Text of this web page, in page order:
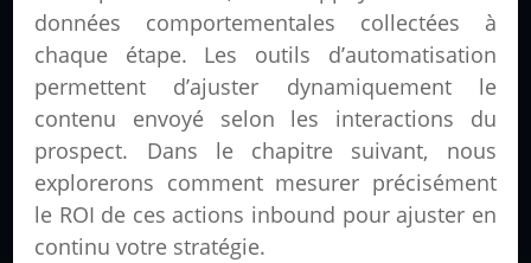
données comportementales collectées à
chaque étape. Les outils d’automatisation
permettent d’ajuster dynamiquement le
contenu envoyé selon les interactions du
prospect. Dans le chapitre suivant, nous
explorerons comment mesurer précisément
le ROI de ces actions inbound pour ajuster en
continu votre stratégie.